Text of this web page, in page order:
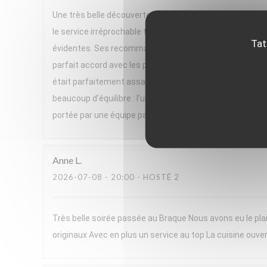
Une très belle découverte ! Nous avons passé un
le service irréprochable tout au long du repas. Un
évidentes. Ses recommandations de vins, parfois
parfait accord avec les plats. Le menu, très végétal et
était parfaitement assaisonnée, pleine de saveurs et
beaucoup d’équilibre : l’un très frais, l’autre plus
portée par une équipe passionnée. Nous avons adoré
Anne L
2026-07-08 - 20:00 - HOSTÉ 2
Très belle soirée passée au Braque Nous avons eu le
originaux Avec en plus un service au top La cuisine